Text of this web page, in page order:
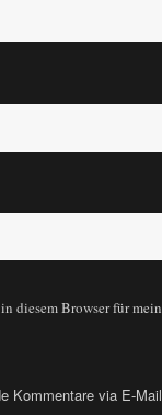
diesem Browser für
Kommentare via E-